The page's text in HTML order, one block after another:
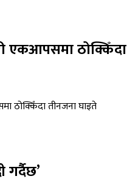
एकआपसमा ठोक्किँदा
गर्दैछ’